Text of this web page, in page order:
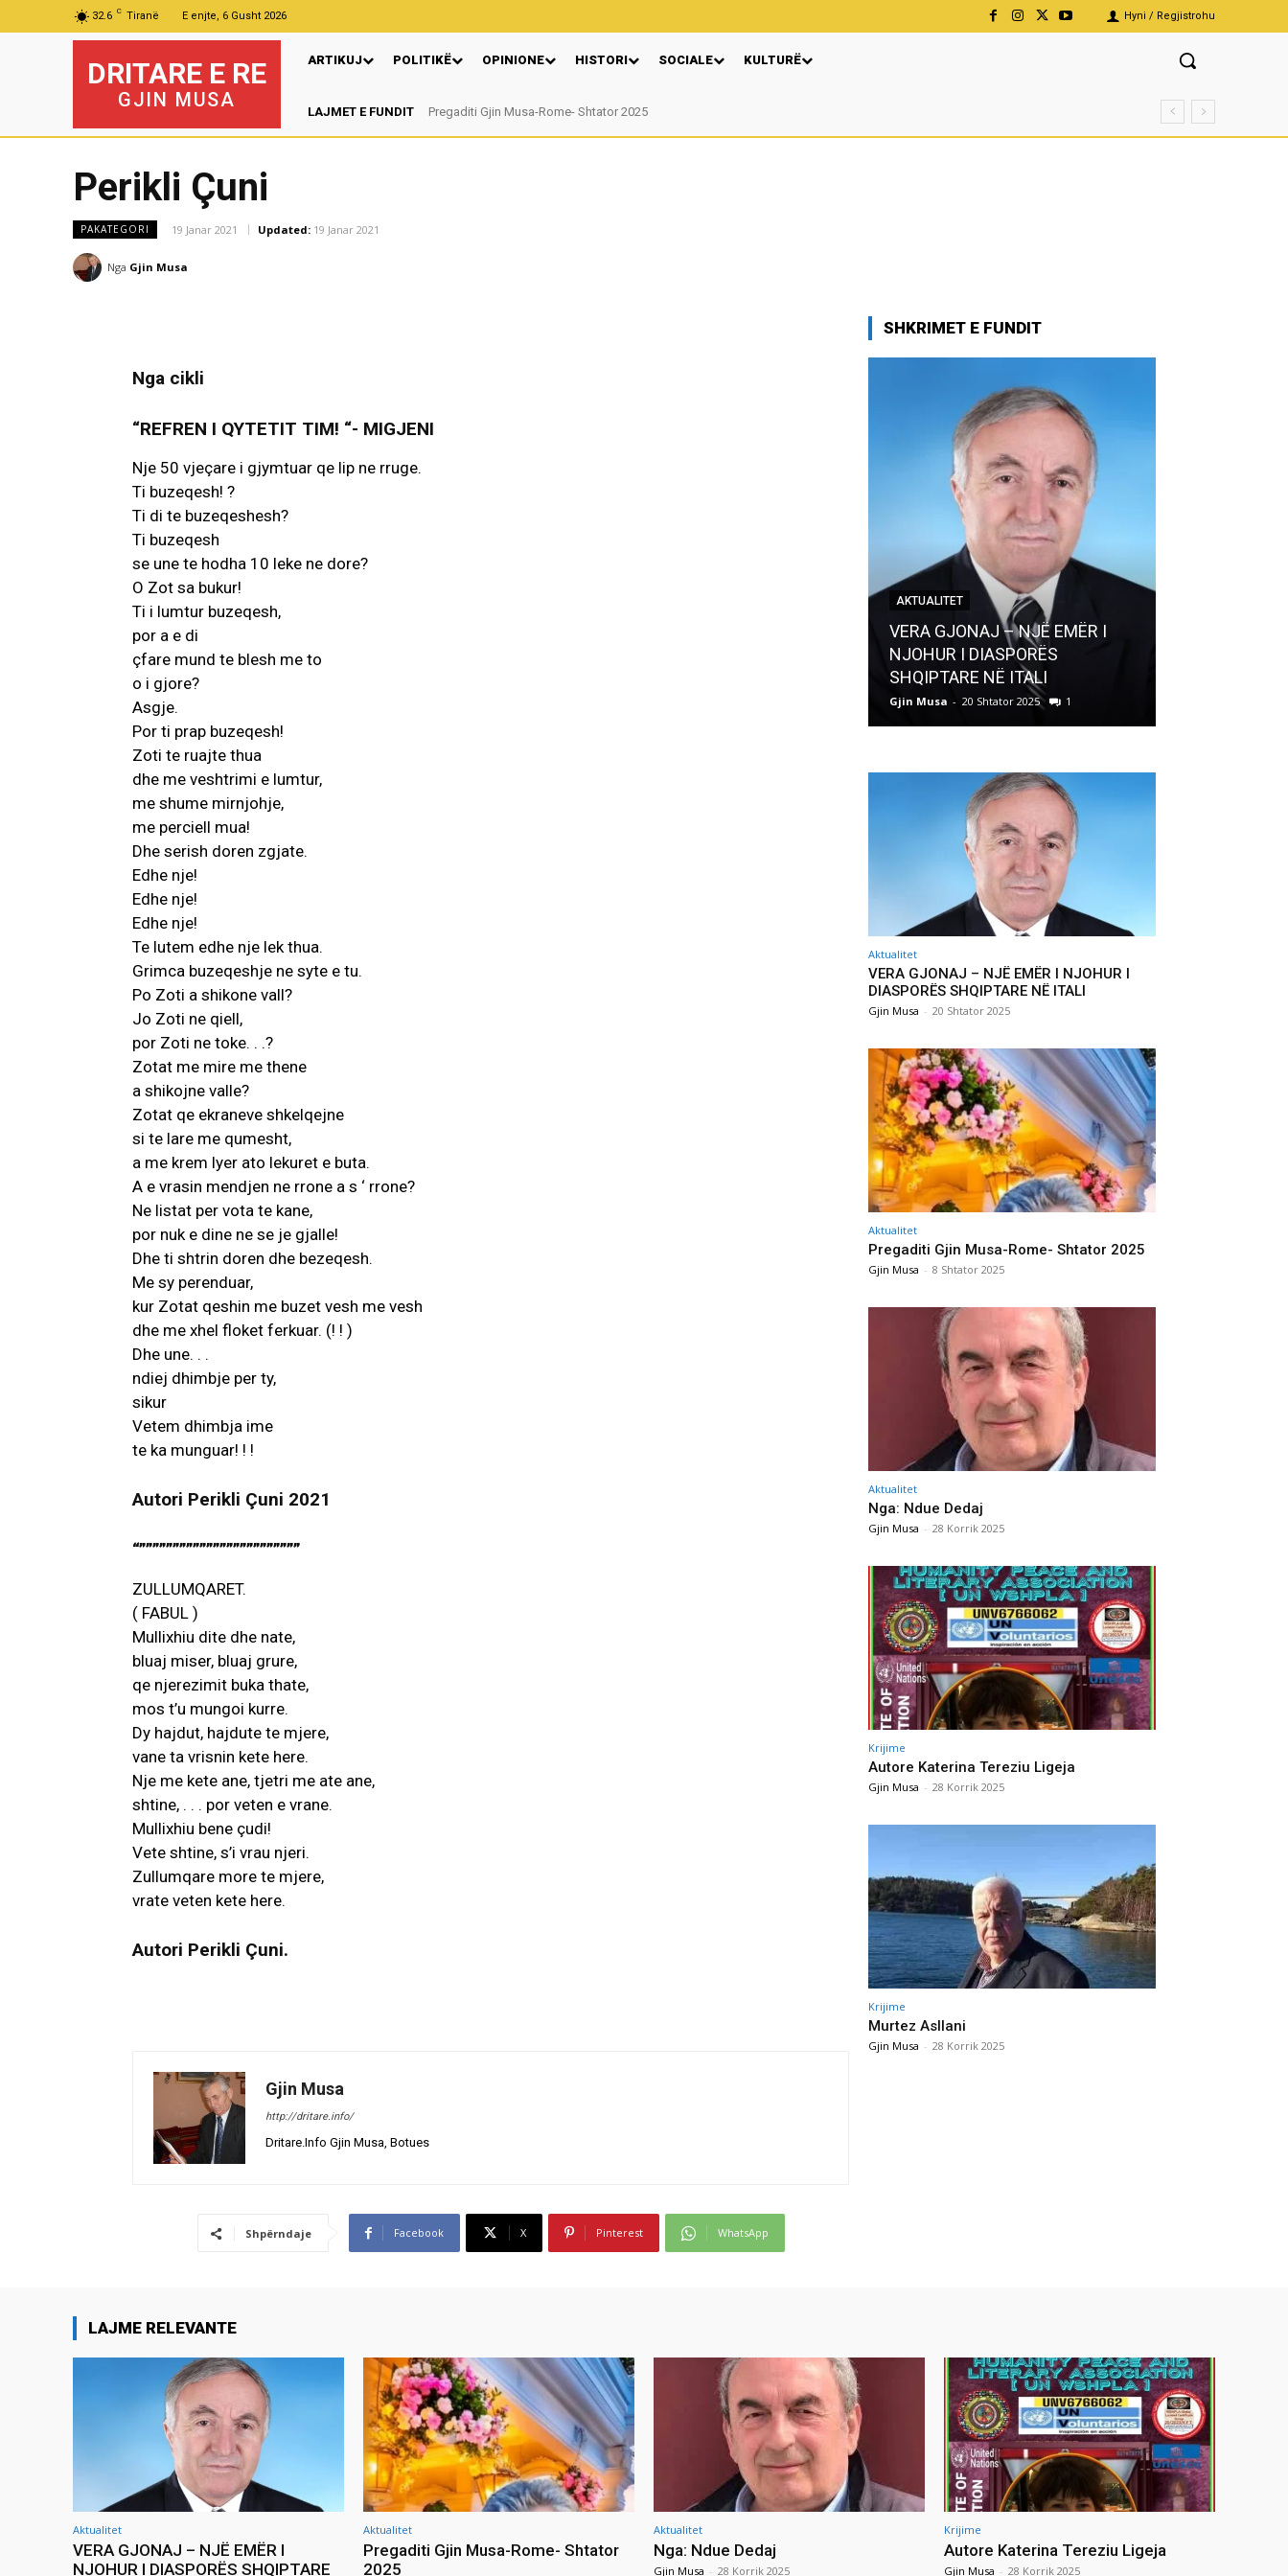
32.6 C Tiranë E enjte, 6 Gusht 2026 Hyni / Regjistrohu
DRITARE E RE
GJIN MUSA
ARTIKUJ POLITIKË OPINIONE HISTORI SOCIALE KULTURË
LAJMET E FUNDIT Pregaditi Gjin Musa-Rome- Shtator 2025
Nga: Ndue Dedaj
Perikli Çuni
PAKATEGORI 19 Janar 2021 Updated: 19 Janar 2021
Nga Gjin Musa
Nga cikli
“REFREN I QYTETIT TIM! “- MIGJENI
Nje 50 vjeçare i gjymtuar qe lip ne rruge.
Ti buzeqesh! ?
Ti di te buzeqeshesh?
Ti buzeqesh
se une te hodha 10 leke ne dore?
O Zot sa bukur!
Ti i lumtur buzeqesh,
por a e di
çfare mund te blesh me to
o i gjore?
Asgje.
Por ti prap buzeqesh!
Zoti te ruajte thua
dhe me veshtrimi e lumtur,
me shume mirnjohje,
me perciell mua!
Dhe serish doren zgjate.
Edhe nje!
Edhe nje!
Edhe nje!
Te lutem edhe nje lek thua.
Grimca buzeqeshje ne syte e tu.
Po Zoti a shikone vall?
Jo Zoti ne qiell,
por Zoti ne toke. . .?
Zotat me mire me thene
a shikojne valle?
Zotat qe ekraneve shkelqejne
si te lare me qumesht,
a me krem lyer ato lekuret e buta.
A e vrasin mendjen ne rrone a s ‘ rrone?
Ne listat per vota te kane,
por nuk e dine ne se je gjalle!
Dhe ti shtrin doren dhe bezeqesh.
Me sy perenduar,
kur Zotat qeshin me buzet vesh me vesh
dhe me xhel floket ferkuar. (! ! )
Dhe une. . .
ndiej dhimbje per ty,
sikur
Vetem dhimbja ime
te ka munguar! ! !
Autori Perikli Çuni 2021
“””””””””””””””””””””””””
ZULLUMQARET.
( FABUL )
Mullixhiu dite dhe nate,
bluaj miser, bluaj grure,
qe njerezimit buka thate,
mos t’u mungoi kurre.
Dy hajdut, hajdute te mjere,
vane ta vrisnin kete here.
Nje me kete ane, tjetri me ate ane,
shtine, . . . por veten e vrane.
Mullixhiu bene çudi!
Vete shtine, s’i vrau njeri.
Zullumqare more te mjere,
vrate veten kete here.
Autori Perikli Çuni.
Gjin Musa
http://dritare.info/
Dritare.Info Gjin Musa, Botues
Shpërndaje Facebook X Pinterest WhatsApp
SHKRIMET E FUNDIT
AKTUALITET
VERA GJONAJ – NJË EMËR I
NJOHUR I DIASPORËS
SHQIPTARE NË ITALI
Gjin Musa - 20 Shtator 2025 1
Aktualitet
VERA GJONAJ – NJË EMËR I NJOHUR I
DIASPORËS SHQIPTARE NË ITALI
Gjin Musa - 20 Shtator 2025
Aktualitet
Pregaditi Gjin Musa-Rome- Shtator 2025
Gjin Musa - 8 Shtator 2025
Aktualitet
Nga: Ndue Dedaj
Gjin Musa - 28 Korrik 2025
Krijime
Autore Katerina Tereziu Ligeja
Gjin Musa - 28 Korrik 2025
Krijime
Murtez Asllani
Gjin Musa - 28 Korrik 2025
LAJME RELEVANTE
Aktualitet
VERA GJONAJ – NJË EMËR I
NJOHUR I DIASPORËS SHQIPTARE
Aktualitet
Pregaditi Gjin Musa-Rome- Shtator
2025
Aktualitet
Nga: Ndue Dedaj
Gjin Musa - 28 Korrik 2025
Krijime
Autore Katerina Tereziu Ligeja
Gjin Musa - 28 Korrik 2025